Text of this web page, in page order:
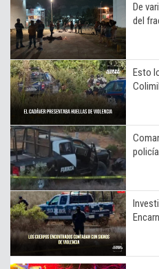
De
del
Esto